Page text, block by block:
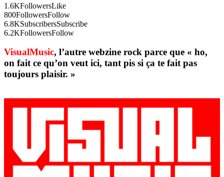
1.6KFollowersLike
800FollowersFollow
6.8KSubscribersSubscribe
6.2KFollowersFollow
VisualMusic, l’autre webzine rock parce que « ho,
on fait ce qu’on veut ici, tant pis si ça te fait pas
toujours plaisir. »